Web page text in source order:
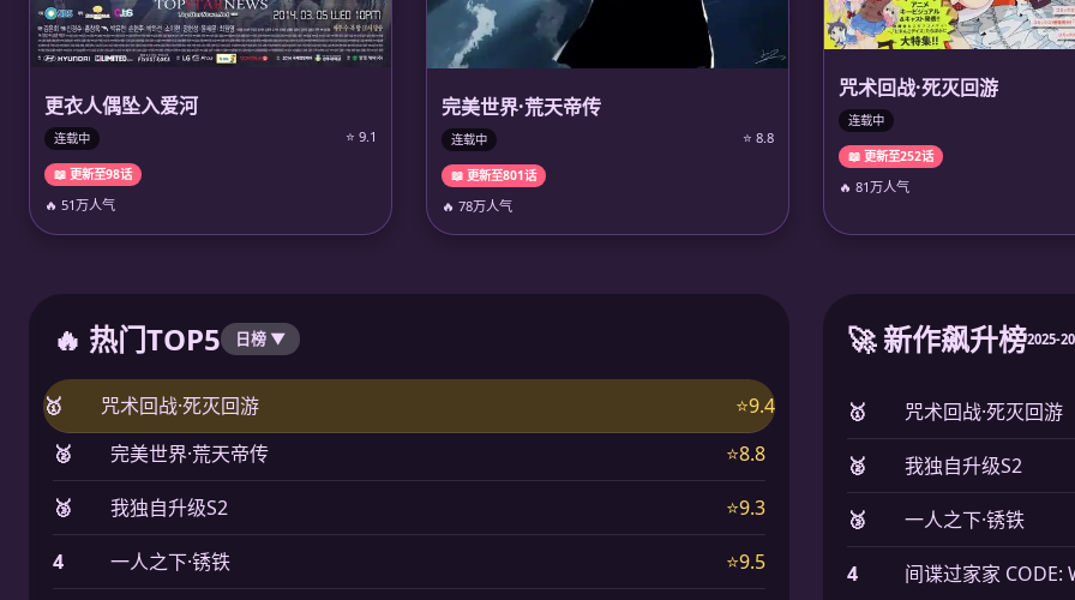
更衣人偶坠入爱河
连载中 ⭐ 9.1
📖 更新至98话
🔥 51万人气
完美世界·荒天帝传
连载中 ⭐ 8.8
📖 更新至801话
🔥 78万人气
咒术回战·死灭回游
连载中
📖 更新至252话
🔥 81万人气
🔥 热门TOP5 日榜 ▼
🥇 咒术回战·死灭回游
⭐9.4
🥈
完美世界·荒天帝传 ⭐8.8
🥉 我独自升级S2 ⭐9.3
4 一人之下·锈铁 ⭐9.5
🚀 新作飙升榜2025-
🥇 咒术回战·死灭回游
🥈 我独自升级S2
🥉 一人之下·锈铁
4 间谍过家家 CODE: